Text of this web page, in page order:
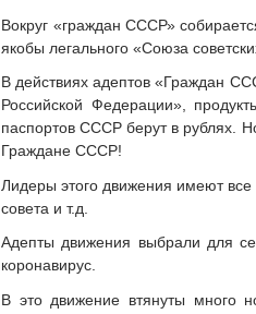
Вокруг «граждан СССР»
якобы легального «Союза
В действиях адептов «Граждан
Российской Федерации»,
паспортов СССР берут в рублях.
Граждане СССР!
Лидеры этого движения имеют
совета и т.д.
Адепты движения выбрали для
коронавирус.
В это движение втянуты много